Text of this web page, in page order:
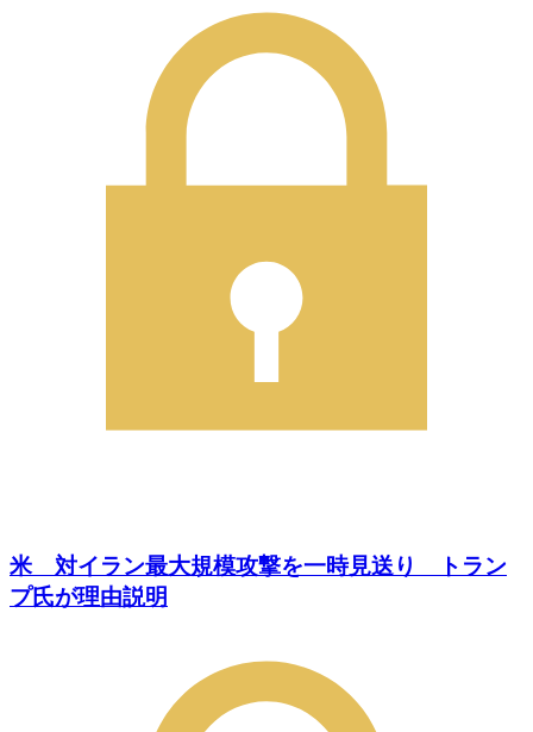
米 対イラン最大規模攻撃を一時見送り トラン
プ氏が理由説明